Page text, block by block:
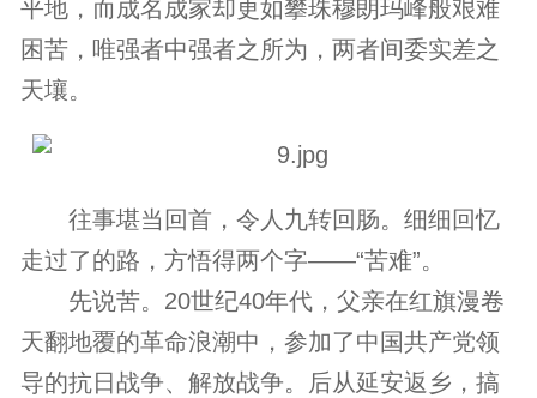
平地，而成名成家却更如攀珠穆朗玛峰般艰难
困苦，唯强者中强者之所为，两者间委实差之
天壤。
往事堪当回首，令人九转回肠。细细回忆
走过了的路，方悟得两个字——“苦难”。
先说苦。20世纪40年代，父亲在红旗漫卷
天翻地覆的革命浪潮中，参加了中国共产党领
导的抗日战争、解放战争。后从延安返乡，搞